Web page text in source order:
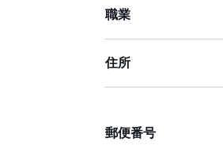
職業
住所
郵便番号